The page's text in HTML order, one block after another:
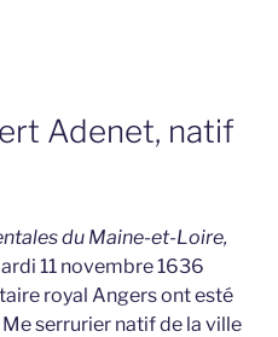
Adenet, natif
du Maine-et-Loire,
11 novembre 1636
royal Angers ont esté
serrurier natif de la ville